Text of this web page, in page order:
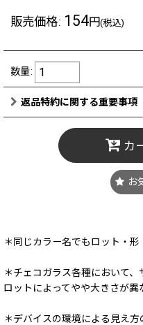
販売価格: 154円(税込)
数量:
返品特約に関する重要事項
カ
お
＊同じカラー名でもロット・
＊チェコガラス各種において
ロットによってやや大きさが異
＊デバイスの環境による見え